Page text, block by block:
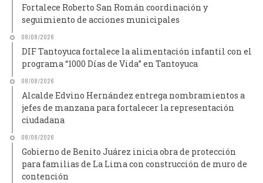
Fortalece Roberto San Román coordinación y
seguimiento de acciones municipales
08/08/2026
DIF Tantoyuca fortalece la alimentación infantil con el
programa “1000 Días de Vida” en Tantoyuca
08/08/2026
Alcalde Edvino Hernández entrega nombramientos a
jefes de manzana para fortalecer la representación
ciudadana
08/08/2026
Gobierno de Benito Juárez inicia obra de protección
para familias de La Lima con construcción de muro de
contención